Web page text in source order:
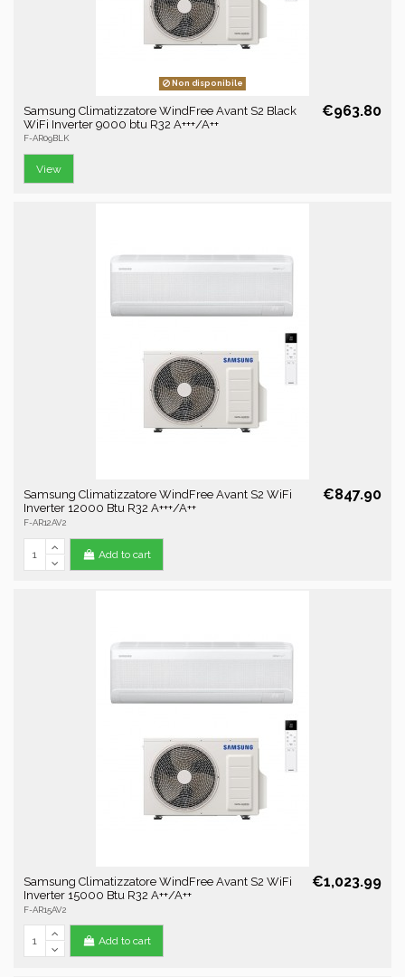
Non disponibile
Samsung Climatizzatore WindFree Avant S2 Black
WiFi Inverter 9000 btu R32 A+++/A++
F-AR09BLK
€963.80
View
Samsung Climatizzatore WindFree Avant S2 WiFi
Inverter 12000 Btu R32 A+++/A++
F-AR12AV2
€847.90
Add to cart
Samsung Climatizzatore WindFree Avant S2 WiFi
Inverter 15000 Btu R32 A++/A++
F-AR15AV2
€1,023.99
Add to cart